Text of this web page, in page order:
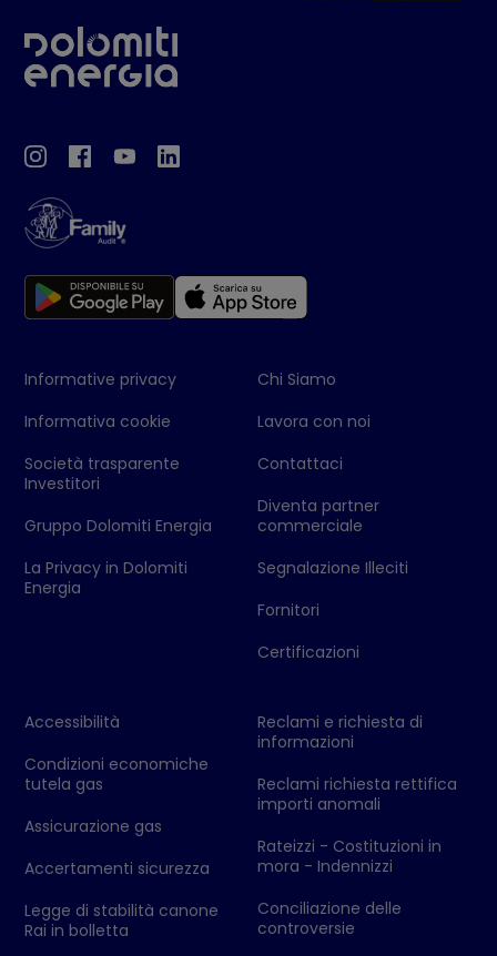
Informative privacy
Informativa cookie
Società trasparente
Investitori
Gruppo Dolomiti Energia
La Privacy in Dolomiti
Energia
Chi Siamo
Lavora con noi
Contattaci
Diventa partner
commerciale
Segnalazione Illeciti
Fornitori
Certificazioni
Accessibilità
Condizioni economiche
tutela gas
Assicurazione gas
Accertamenti sicurezza
Legge di stabilità canone
Rai in bolletta
Reclami e richiesta di
informazioni
Reclami richiesta rettifica
importi anomali
Rateizzi - Costituzioni in
mora - Indennizzi
Conciliazione delle
controversie